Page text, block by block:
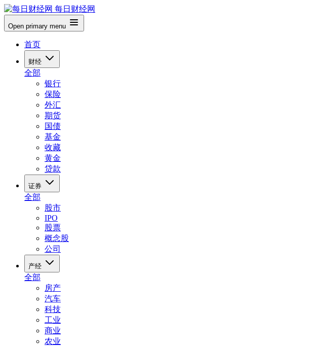
每日财经网
Open primary menu
首页
财经
全部
银行
保险
外汇
期货
国债
基金
收藏
黄金
贷款
证券
全部
股市
IPO
股票
概念股
公司
产经
全部
房产
汽车
科技
工业
商业
农业